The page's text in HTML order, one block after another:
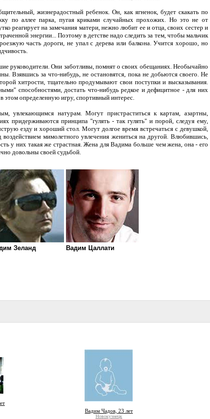
жизнерадостный ребенок. Он, как ягненок, будет скакать по
по аллее парка, пугая криками случайных прохожих. Но это не от
реагирует на замечания матери, нежно любит ее и отца, своих сестер и
энергии... Поэтому в детстве надо следить за тем, чтобы мальчик
часть дороги, не упал с дерева или балкона. Учится хорошо, но
руководители. Они заботливы, помнят о своих обещаниях. Необычайно
Взявшись за что-нибудь, не остановятся, пока не добьются своего. Не
хитрости, тщательно продумывают свои поступки и высказывания.
способностями, достать что-нибудь редкое и дефицитное - для них
этом определенную игру, спортивный интерес.
увлекающимся натурам. Могут пристраститься к картам, азартны,
придерживаются принципа "гулять - так гулять" и порой, следуя ему,
езду и хороший стол. Могут долгое время встречаться с девушкой,
воздействием мимолетного увлечения жениться на другой. Влюбившись,
у них такая же страстная. Жена для Вадима больше чем жена, она - его
довольны своей судьбой.
Зеланд Вадим Цаллати
Вадим Чадов, 23 лет
Новокузнецк